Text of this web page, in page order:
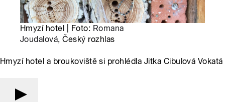
Hmyzí hotel | Foto: Romana
Joudalová, Český rozhlas
Hmyzí hotel a broukoviště si prohlédla Jitka Cibulová Vokatá